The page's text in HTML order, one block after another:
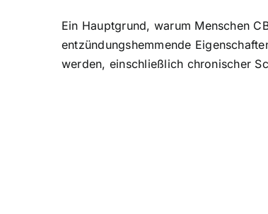
Ein Hauptgrund, warum Menschen
entzündungshemmende
werden, einschließlich chronischer